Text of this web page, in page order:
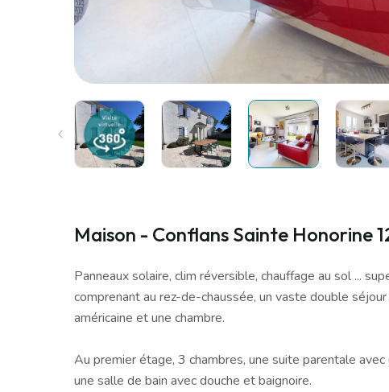
Maison - Conflans Sainte Honorine
Panneaux solaire, clim réversible, chauffage au sol ...
comprenant au rez-de-chaussée, un vaste double
américaine et une chambre.
Au premier étage, 3 chambres, une suite parentale avec
une salle de bain avec douche et baignoire.